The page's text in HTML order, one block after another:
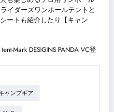
イダーズワンポールテントと
ートも紹介したり【キャン
Mark DESIGINS PANDA VC登
ャンプギア